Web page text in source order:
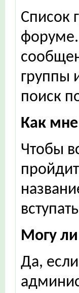
Список
форуме.
группы
поиск
Как мне
Чтобы
Могу ли
Да,